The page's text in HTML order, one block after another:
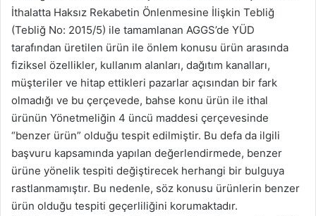
İthalatta Haksız Rekabetin Önlenmesine İlişkin Tebliğ
(Tebliğ No: 2015/5) ile tamamlanan AGGS’de YÜD
tarafından üretilen ürün ile önlem konusu ürün arasında
fiziksel özellikler, kullanım alanları, dağıtım kanalları,
müşteriler ve hitap ettikleri pazarlar açısından bir fark
olmadığı ve bu çerçevede, bahse konu ürün ile ithal
ürünün Yönetmeliğin 4 üncü maddesi çerçevesinde
“benzer ürün” olduğu tespit edilmiştir. Bu defa da ilgili
başvuru kapsamında yapılan değerlendirmede, benzer
ürüne yönelik tespiti değiştirecek herhangi bir bulguya
rastlanmamıştır. Bu nedenle, söz konusu ürünlerin benzer
ürün olduğu tespiti geçerliliğini korumaktadır.